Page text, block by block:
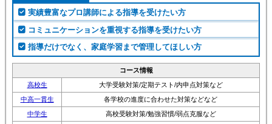
実績豊富なプロ講師による指導を受けたい方
コミュニケーションを重視する指導を受けたい方
指導だけでなく、家庭学習まで管理してほしい方
コース情報
高校生
大学受験対策/定期テスト/内申点対策など
中高一貫生
各学校の進度に合わせた対策などなど
中学生
高校受験対策/勉強習慣/弱点克服など